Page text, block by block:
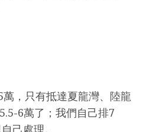
，只有抵達夏龍灣、陸龍
6萬了；我們自己排7
己處理。